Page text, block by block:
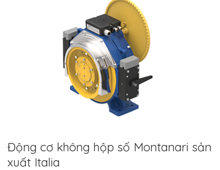
Động cơ không hộp số Montanari sản
xuất Italia